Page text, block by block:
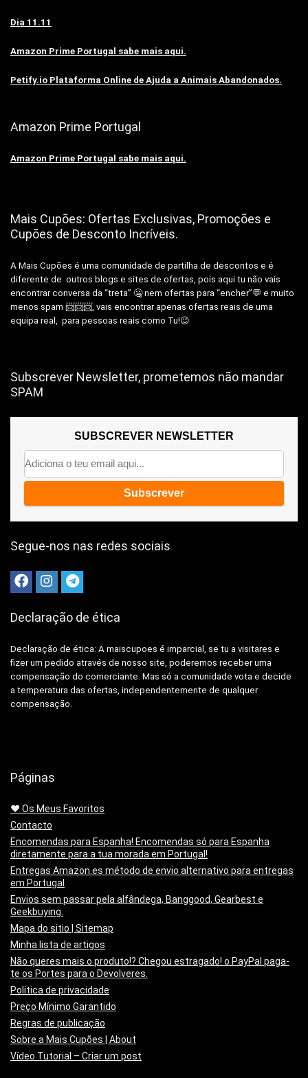
Dia 11.11
Amazon Prime Portugal sabe mais aqui.
Petify.io Plataforma Online de Ajuda a Animais Abandonados.
Amazon Prime Portugal
Amazon Prime Portugal sabe mais aqui.
Mais Cupões: Ofertas Exclusivas, Promoções e
Cupões de Desconto Incríveis.
A Mais Cupões é uma comunidade de partilha de descontos e é
diferente de outros blogs e sites de ofertas, pois aqui tu não vais
encontrar conversa da “treta” 🤐 nem ofertas para “encher”💬 e muito
menos spam 📨📨📨, vais encontrar apenas ofertas reais de uma
equipa real, para pessoas reais como Tu!😉
Subscrever Newsletter, prometemos não mandar
SPAM
SUBSCREVER NEWSLETTER
Segue-nos nas redes sociais
Declaração de ética
Declaração de ética: A maiscupoes é imparcial, se tu a visitares e
fizer um pedido através de nosso site, poderemos receber uma
compensação do comerciante. Mas só a comunidade vota e decide
a temperatura das ofertas, independentemente de qualquer
compensação.
Páginas
❤️ Os Meus Favoritos
Contacto
Encomendas para Espanha! Encomendas só para Espanha
diretamente para a tua morada em Portugal!
Entregas Amazon.es método de envio alternativo para entregas
em Portugal
Envios sem passar pela alfândega, Banggood, Gearbest e
Geekbuying.
Mapa do sitio | Sitemap
Minha lista de artigos
Não queres mais o produto!? Chegou estragado! o PayPal paga-
te os Portes para o Devolveres.
Política de privacidade
Preço Mínimo Garantido
Regras de publicação
Sobre a Mais Cupões | About
Vídeo Tutorial – Criar um post